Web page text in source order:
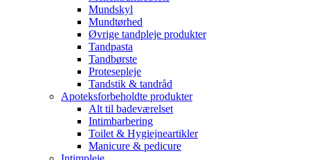
Mundskyl
Mundtørhed
Øvrige tandpleje produkter
Tandpasta
Tandbørste
Protesepleje
Tandstik & tandråd
Apoteksforbeholdte produkter
Alt til badeværelset
Intimbarbering
Toilet & Hygiejneartikler
Manicure & pedicure